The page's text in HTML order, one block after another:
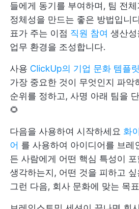
들에게 동기를 부여하며, 팀 전
정체성을 만드는 좋은 방법입니
표가 주는 이점 직원 참여 생산
업무 환경을 조성합니다.
사용 ClickUp의 기업 문화 템플릿
가장 중요한 것이 무엇인지 파악
순위를 정하고, 사명 아래 팀을
🌻
다음을 사용하여 시작하세요 화
어 를 사용하여 아이디어를 브레
든 사람에게 어떤 핵심 특성이
생각하는지, 어떤 것을 피하고
그런 다음, 회사 문화에 맞는 목